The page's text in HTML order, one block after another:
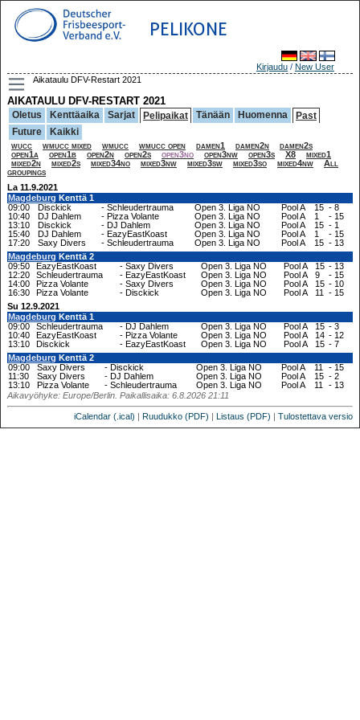
PELIKONE
Kirjaudu / New User
Aikataulu DFV-Restart 2021
AIKATAULU DFV-RESTART 2021
Oletus Kenttäaika Sarjat Pelipaikat Tänään Huomenna
Past
Future
Kaikki
wucc wmucc mixed wmucc wmucc open damen1 damen2n
damen2s
open1a
open1b open2n open2s open3no open3nw open3s X8
mixed1
mixed2n
mixed2s mixed34no mixed3nw mixed3sw mixed3so mixed4nw
All
groupings
La 11.9.2021
Magdeburg Kenttä 1
09:00
Disckick - Schleudertrauma Open 3. Liga NO Pool A 15 - 8
10:40
DJ Dahlem - Pizza Volante Open 3. Liga NO Pool A 1 - 15
13:10
Disckick - DJ Dahlem Open 3. Liga NO Pool A 15 - 1
15:40
DJ Dahlem - EazyEastKoast Open 3. Liga NO Pool A 1 - 15
17:20
Saxy Divers - Schleudertrauma Open 3. Liga NO Pool A 15 - 13
Magdeburg Kenttä 2
09:50
EazyEastKoast - Saxy Divers Open 3. Liga NO Pool A 15 - 13
12:20
Schleudertrauma - EazyEastKoast Open 3. Liga NO Pool A 9 - 15
14:00
Pizza Volante - Saxy Divers Open 3. Liga NO Pool A 15 - 10
16:30
Pizza Volante - Disckick Open 3. Liga NO Pool A 11 - 15
Su 12.9.2021
Magdeburg Kenttä 1
09:00
Schleudertrauma - DJ Dahlem Open 3. Liga NO Pool A 15 - 3
10:40
EazyEastKoast - Pizza Volante Open 3. Liga NO Pool A 14 - 12
13:10
Disckick - EazyEastKoast Open 3. Liga NO Pool A 15 - 7
Magdeburg Kenttä 2
09:00
Saxy Divers - Disckick Open 3. Liga NO Pool A 11 - 15
11:30
Saxy Divers - DJ Dahlem Open 3. Liga NO Pool A 15 - 2
13:10
Pizza Volante - Schleudertrauma Open 3. Liga NO Pool A 11 - 13
Aikavyöhyke: Europe/Berlin. Paikallisaika: 6.8.2026 21:11
iCalendar (.ical) | Ruudukko (PDF) | Listaus (PDF) | Tulostettava versio